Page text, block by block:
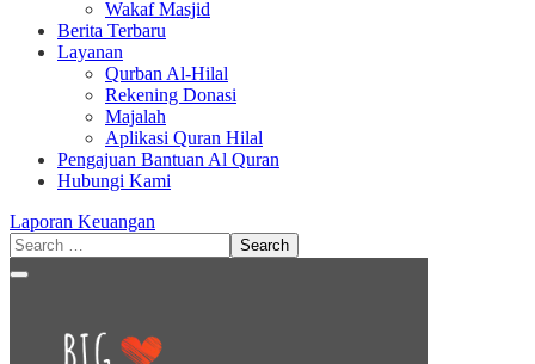
Wakaf Masjid
Berita Terbaru
Layanan
Qurban Al-Hilal
Rekening Donasi
Majalah
Aplikasi Quran Hilal
Pengajuan Bantuan Al Quran
Hubungi Kami
Laporan Keuangan